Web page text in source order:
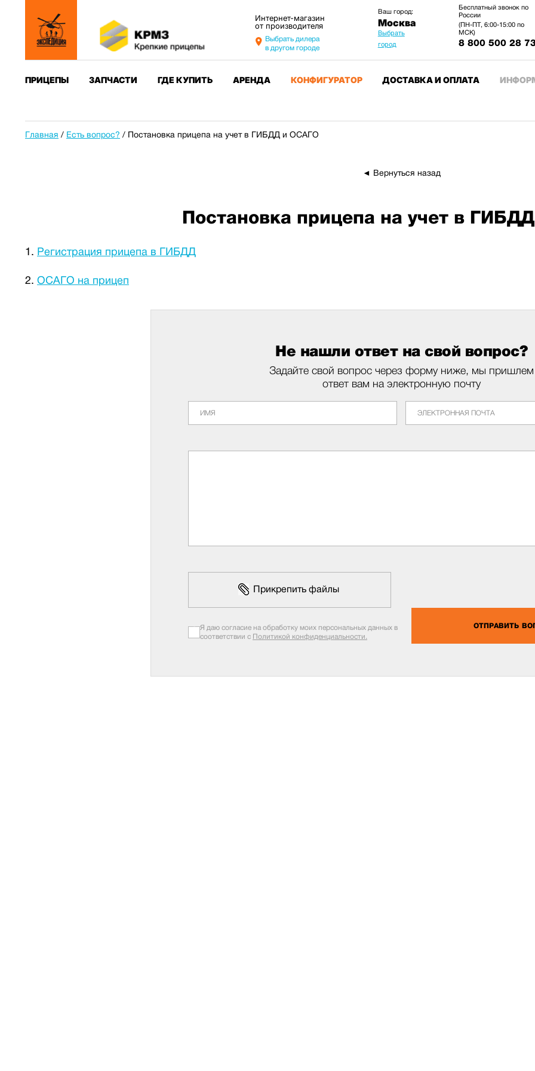
Интернет-магазин
от производителя
Выбрать дилера
в другом городе
Ваш город:
Москва
Выбрать
город
Бесплатный звонок по
России
(ПН-ПТ, 6:00-15:00 по
МСК)
8 800 500 28
ПРИЦЕПЫ ЗАПЧАСТИ ГДЕ КУПИТЬ АРЕНДА КОНФИГУРАТОР ДОСТАВКА И ОПЛАТА
Главная / Есть вопрос? / Постановка прицепа на учет в ГИБДД и ОСАГО
◄ Вернуться назад
Постановка прицепа на учет в
Регистрация прицепа в ГИБДД
ОСАГО на прицеп
Не нашли ответ на свой вопрос?
Задайте свой вопрос через форму ниже, мы пришлем
ответ вам на электронную почту
Прикрепить файлы
ОТПРАВИТЬ
Я даю согласие на обработку моих персональных данных в
соответствии с Политикой конфиденциальности.